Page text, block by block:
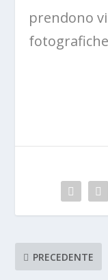
prendono
PRECEDENTE